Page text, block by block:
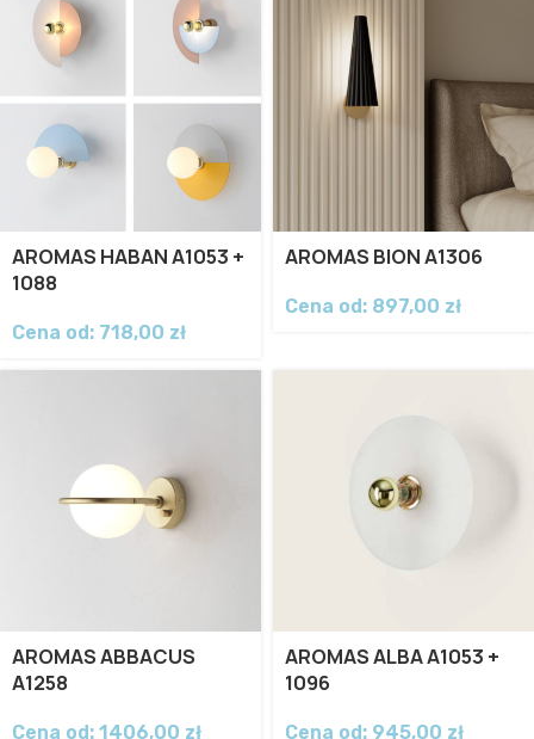
AROMAS HABAN A1053 +
1088
Cena od: 718,00 zł
AROMAS BION A1306
Cena od: 897,00 zł
AROMAS ABBACUS
A1258
Cena od: 1406,00 zł
AROMAS ALBA A1053 +
1096
Cena od: 945,00 zł